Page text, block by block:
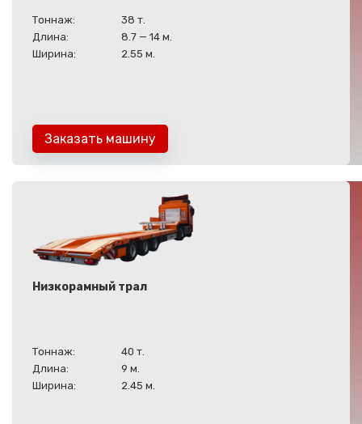
Тоннаж:
38 т.
Длина:
8.7 — 14 м.
Ширина:
2.55 м.
Заказать машину
Низкорамный трал
Тоннаж:
40 т.
Длина:
9 м.
Ширина:
2.45 м.